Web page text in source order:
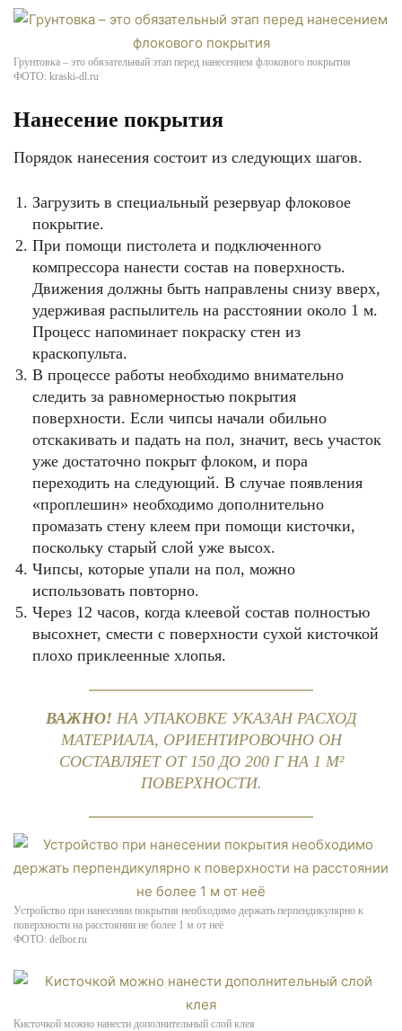
Грунтовка – это обязательный этап перед нанесением флокового покрытия
ФОТО: kraski-dl.ru
Нанесение покрытия
Порядок нанесения состоит из следующих шагов.
Загрузить в специальный резервуар флоковое
покрытие.
При помощи пистолета и подключенного
компрессора нанести состав на поверхность.
Движения должны быть направлены снизу вверх,
удерживая распылитель на расстоянии около 1 м.
Процесс напоминает покраску стен из
краскопульта.
В процессе работы необходимо внимательно
следить за равномерностью покрытия
поверхности. Если чипсы начали обильно
отскакивать и падать на пол, значит, весь участок
уже достаточно покрыт флоком, и пора
переходить на следующий. В случае появления
«проплешин» необходимо дополнительно
промазать стену клеем при помощи кисточки,
поскольку старый слой уже высох.
Чипсы, которые упали на пол, можно
использовать повторно.
Через 12 часов, когда клеевой состав полностью
высохнет, смести с поверхности сухой кисточкой
плохо приклеенные хлопья.
ВАЖНО! НА УПАКОВКЕ УКАЗАН РАСХОД
МАТЕРИАЛА, ОРИЕНТИРОВОЧНО ОН
СОСТАВЛЯЕТ ОТ 150 ДО 200 Г НА 1 М²
ПОВЕРХНОСТИ.
Устройство при нанесении покрытия необходимо держать перпендикулярно к
поверхности на расстоянии не более 1 м от неё
ФОТО: delbor.ru
Кисточкой можно нанести дополнительный слой клея